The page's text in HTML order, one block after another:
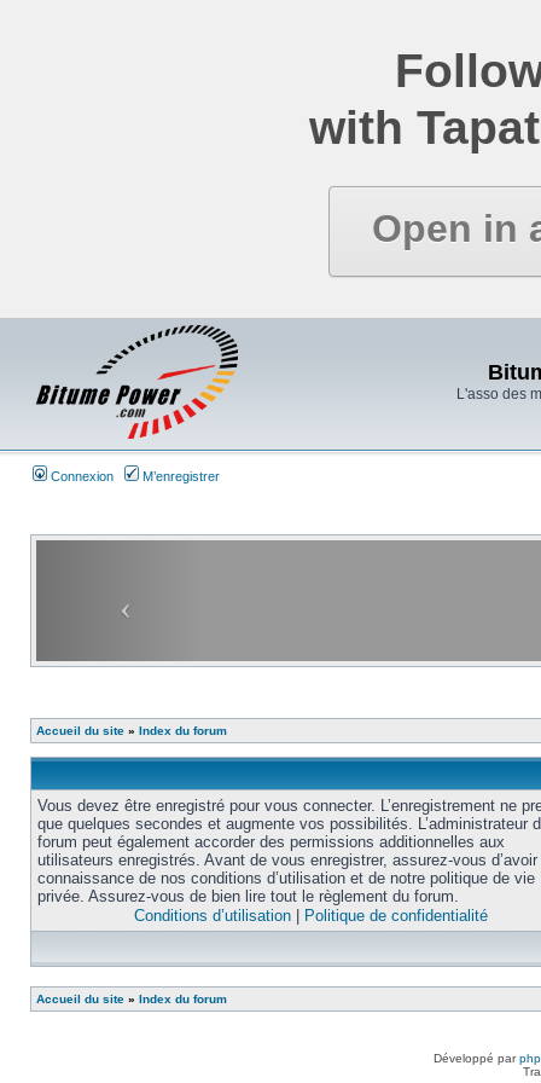
with
Open in
L'asso des
Connexion M’enregistrer
Accueil du site » Index du forum
Vous devez être enregistré pour vous connecter. L’enregistrement ne
que quelques secondes et augmente vos possibilités. L’administrateur
forum peut également accorder des permissions additionnelles aux
utilisateurs enregistrés. Avant de vous enregistrer, assurez-vous
connaissance de nos conditions d’utilisation et de notre politique de vie
privée. Assurez-vous de bien lire tout le règlement du forum.
Conditions d’utilisation
Politique de confidentialité
Accueil du site » Index du forum
Développé par